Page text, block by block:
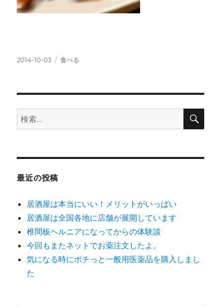
投
2014-10-03
カ
食べる
検
索:
検
最近の投稿
居酒屋は本当にいい！メリットがいっぱい
居酒屋は全国各地に店舗が展開しています
椎間板ヘルニアになってからの体験談
今回もまたネットでお薬注文したよ。
気になる時にポチっと一般用医薬品を購入しまし
た